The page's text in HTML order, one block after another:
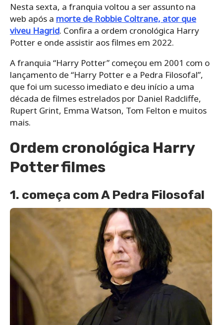
Nesta sexta, a franquia voltou a ser assunto na
web após a morte de Robbie Coltrane, ator que
viveu Hagrid. Confira a ordem cronológica Harry
Potter e onde assistir aos filmes em 2022.
A franquia “Harry Potter” começou em 2001 com o
lançamento de “Harry Potter e a Pedra Filosofal”,
que foi um sucesso imediato e deu início a uma
década de filmes estrelados por Daniel Radcliffe,
Rupert Grint, Emma Watson, Tom Felton e muitos
mais.
Ordem cronológica Harry
Potter filmes
1. começa com A Pedra Filosofal